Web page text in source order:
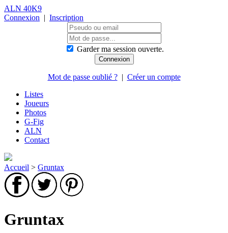
ALN 40K9
Connexion | Inscription
Garder ma session ouverte.
Mot de passe oublié ?| Créer un compte
Listes
Joueurs
Photos
G-Fig
ALN
Contact
Accueil > Gruntax
Gruntax